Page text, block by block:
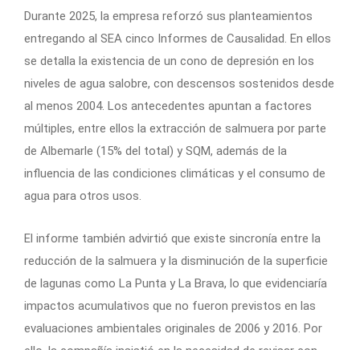
Durante 2025, la empresa reforzó sus planteamientos
entregando al SEA cinco Informes de Causalidad. En ellos
se detalla la existencia de un cono de depresión en los
niveles de agua salobre, con descensos sostenidos desde
al menos 2004. Los antecedentes apuntan a factores
múltiples, entre ellos la extracción de salmuera por parte
de Albemarle (15% del total) y SQM, además de la
influencia de las condiciones climáticas y el consumo de
agua para otros usos.
El informe también advirtió que existe sincronía entre la
reducción de la salmuera y la disminución de la superficie
de lagunas como La Punta y La Brava, lo que evidenciaría
impactos acumulativos que no fueron previstos en las
evaluaciones ambientales originales de 2006 y 2016. Por